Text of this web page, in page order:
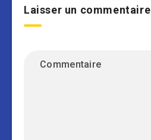
Laisser un commentaire